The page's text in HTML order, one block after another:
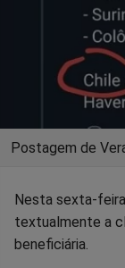
Postagem de
Nesta sexta-
textualmente a
beneficiária.